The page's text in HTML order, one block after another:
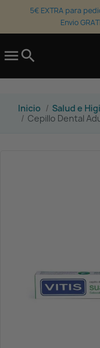
5€ EXTRA para
Envio
search
Inicio Salud e
Cepillo Dental